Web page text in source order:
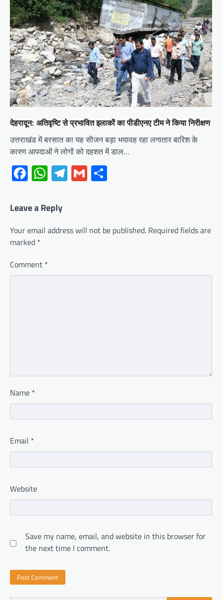
देहरादून: अतिवृष्टि से प्रभावित इलाकों का पीडीएनए टीम ने किया निरीक्षण
उत्तराखंड में बरसात का यह सीजन बड़ा भयावह रहा लगातार बारिश के
कारण आपदाओं ने लोगों को दहशत में डाल…
Facebook
WhatsApp
Telegram
Gmail
Leave a Reply
Your email address will not be published. Required fields are
marked *
Comment *
Name *
Email *
Website
Save my name, email, and website in this browser for
the next time I comment.